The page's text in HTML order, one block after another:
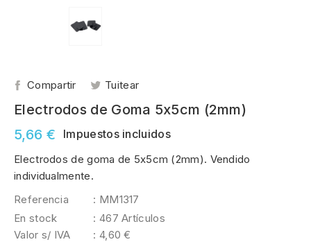
Compartir Tuitear
Electrodos de Goma 5x5cm (2mm)
5,66 €
Impuestos incluidos
Electrodos de goma de 5x5cm (2mm). Vendido
individualmente.
Referencia
: MM1317
En stock
: 467 Artículos
Valor s/ IVA
: 4,60 €